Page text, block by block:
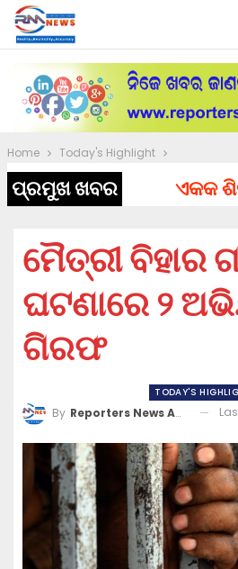
Home Today's Highlight
ପ୍ରମୁଖ ଖବର ଏକକ
ମୈତ୍ରୀ ବିହାର
ଘଟଣାରେ ୨
ଗିରଫ
TODAY'S
By Reporters News Agency